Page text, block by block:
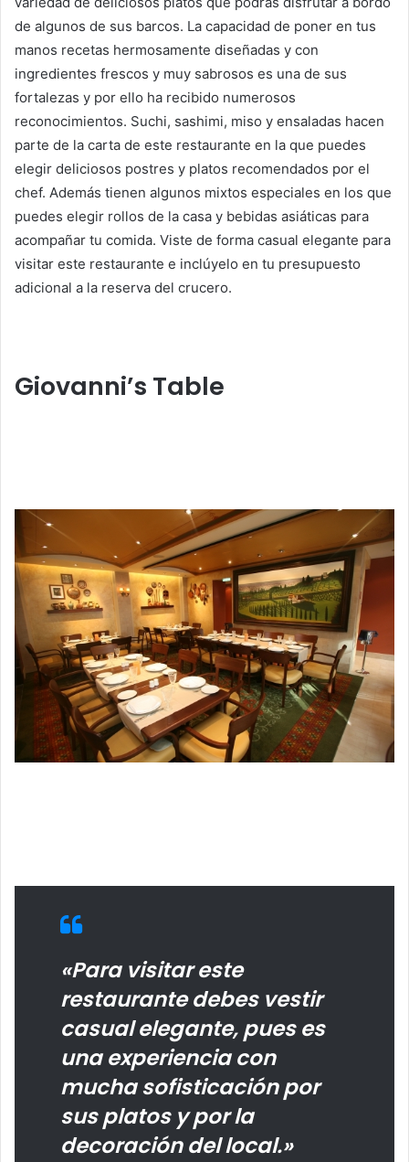
de algunos de sus barcos. La capacidad de poner en tus
manos recetas hermosamente diseñadas y con
ingredientes frescos y muy sabrosos es una de sus
fortalezas y por ello ha recibido numerosos
reconocimientos. Suchi, sashimi, miso y ensaladas hacen
parte de la carta de este restaurante en la que puedes
elegir deliciosos postres y platos recomendados por el
chef. Además tienen algunos mixtos especiales en los que
puedes elegir rollos de la casa y bebidas asiáticas para
acompañar tu comida. Viste de forma casual elegante para
visitar este restaurante e inclúyelo en tu presupuesto
adicional a la reserva del crucero.
Giovanni’s Table
«Para visitar este
restaurante debes vestir
casual elegante, pues es
una experiencia con
mucha sofisticación por
sus platos y por la
decoración del local.»